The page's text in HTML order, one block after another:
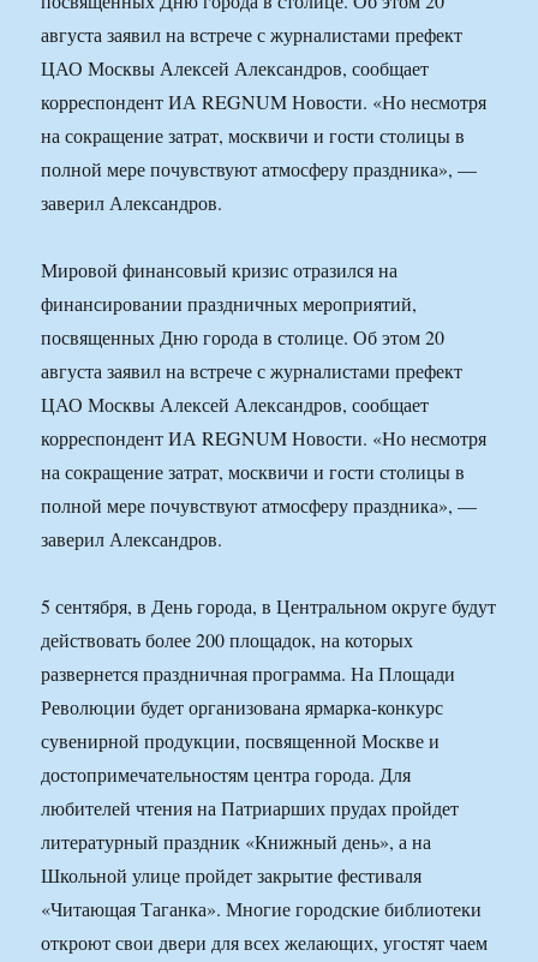
августа заявил на встрече с журналистами префект
ЦАО Москвы Алексей Александров, сообщает
корреспондент ИА REGNUM Новости. «Но несмотря
на сокращение затрат, москвичи и гости столицы в
полной мере почувствуют атмосферу праздника», —
заверил Александров.
Мировой финансовый кризис отразился на
финансировании праздничных мероприятий,
посвященных Дню города в столице. Об этом 20
августа заявил на встрече с журналистами префект
ЦАО Москвы Алексей Александров, сообщает
корреспондент ИА REGNUM Новости. «Но несмотря
на сокращение затрат, москвичи и гости столицы в
полной мере почувствуют атмосферу праздника», —
заверил Александров.
5 сентября, в День города, в Центральном округе будут
действовать более 200 площадок, на которых
развернется праздничная программа. На Площади
Революции будет организована ярмарка-конкурс
сувенирной продукции, посвященной Москве и
достопримечательностям центра города. Для
любителей чтения на Патриарших прудах пройдет
литературный праздник «Книжный день», а на
Школьной улице пройдет закрытие фестиваля
«Читающая Таганка». Многие городские библиотеки
откроют свои двери для всех желающих, угостят чаем